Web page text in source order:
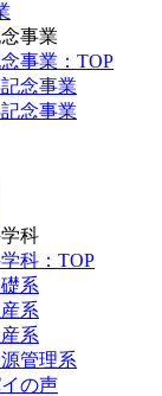
事業
事業：TOP
念事業
念事業
科
科：TOP
系
系
系
管理系
の声